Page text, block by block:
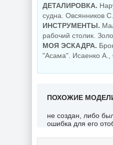
ДЕТАЛИРОВКА.
судна. Овсянников С.
ИНСТРУМЕНТЫ.
рабочий столик.
МОЯ ЭСКАДРА.
"Асама". Исаенко А.,
ПОХОЖИЕ
не создан, либо
ошибка для его